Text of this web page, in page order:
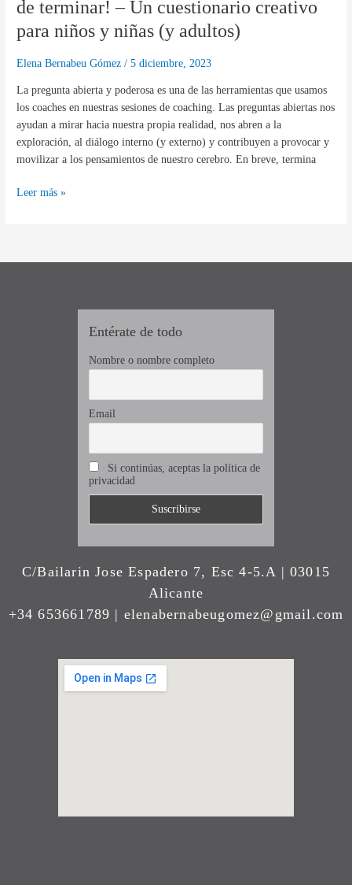
de terminar! – Un cuestionario creativo
para niños y niñas (y adultos)
Elena Bernabeu Gómez/5 diciembre, 2023
La pregunta abierta y poderosa es una de las herramientas que usamos
los coaches en nuestras sesiones de coaching. Las preguntas abiertas nos
ayudan a mirar hacia nuestra propia realidad, nos abren a la
exploración, al diálogo interno (y externo) y contribuyen a provocar y
movilizar a los pensamientos de nuestro cerebro. En breve, termina
año
que
a
punto
de
terminar!
creativo
Leer más »
Entérate de todo
Nombre o nombre completo
Email
Si continúas, aceptas la política de
privacidad
C/Bailarin Jose Espadero 7, Esc 4-5.A | 03015
Alicante
+34 653661789 | elenabernabeugomez@gmail.com